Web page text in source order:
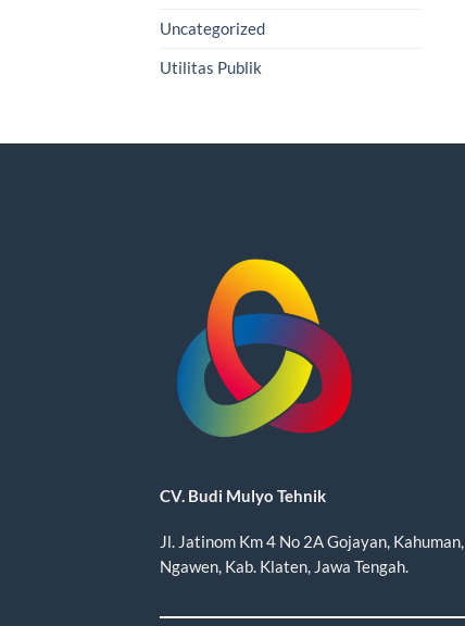
Uncategorized
Utilitas Publik
CV. Budi Mulyo Tehnik
Jl. Jatinom Km 4 No 2A Gojayan, Kahuman,
Ngawen, Kab. Klaten, Jawa Tengah.